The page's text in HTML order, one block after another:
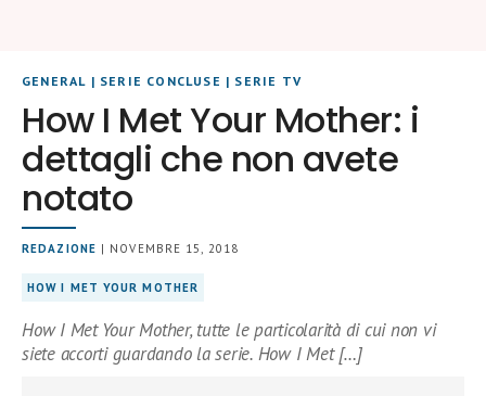
GENERAL | SERIE CONCLUSE | SERIE TV
How I Met Your Mother: i
dettagli che non avete
notato
REDAZIONE | NOVEMBRE 15, 2018
HOW I MET YOUR MOTHER
How I Met Your Mother, tutte le particolarità di cui non vi
siete accorti guardando la serie. How I Met […]